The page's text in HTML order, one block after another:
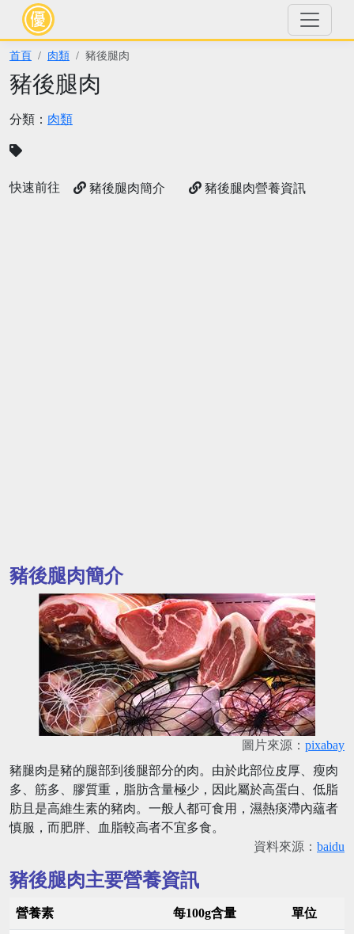
首頁 肉類 豬後腿肉
豬後腿肉
分類： 肉類
快速前往 豬後腿肉簡介 豬後腿肉營養資訊
豬後腿肉簡介
圖片來源： pixabay
豬腿肉是豬的腿部到後腿部分的肉。由於此部位皮厚、瘦肉
多、筋多、膠質重，脂肪含量極少，因此屬於高蛋白、低脂
肪且是高維生素的豬肉。一般人都可食用，濕熱痰滯內蘊者
慎服，而肥胖、血脂較高者不宜多食。
資料來源： baidu
豬後腿肉主要營養資訊
營養素 每100g含量 單位